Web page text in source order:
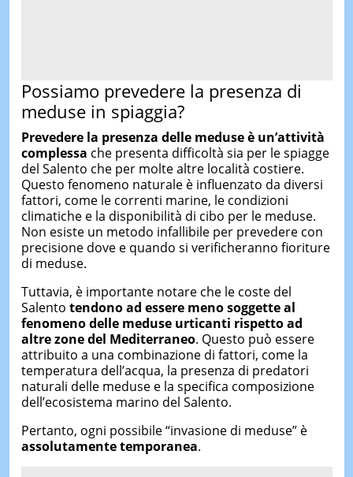
Possiamo prevedere la presenza di
meduse in spiaggia?
Prevedere la presenza delle meduse è un’attività
complessa che presenta difficoltà sia per le spiagge
del Salento che per molte altre località costiere.
Questo fenomeno naturale è influenzato da diversi
fattori, come le correnti marine, le condizioni
climatiche e la disponibilità di cibo per le meduse.
Non esiste un metodo infallibile per prevedere con
precisione dove e quando si verificheranno fioriture
di meduse.
Tuttavia, è importante notare che le coste del
Salento tendono ad essere meno soggette al
fenomeno delle meduse urticanti rispetto ad
altre zone del Mediterraneo. Questo può essere
attribuito a una combinazione di fattori, come la
temperatura dell’acqua, la presenza di predatori
naturali delle meduse e la specifica composizione
dell’ecosistema marino del Salento.
Pertanto, ogni possibile “invasione di meduse” è
assolutamente temporanea.